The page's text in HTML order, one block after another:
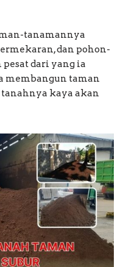
tanamannya
dan pohon-
dari yang ia
membangun taman
kaya akan